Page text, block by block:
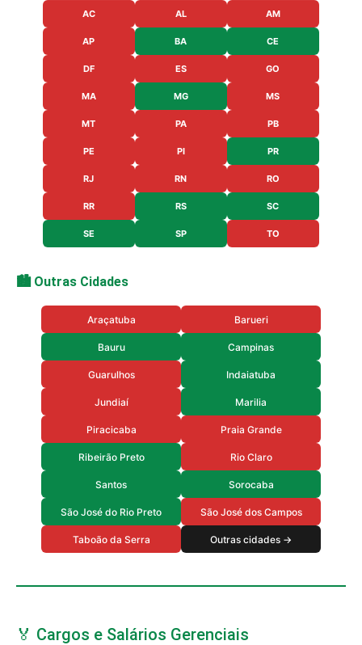
AC AL AM
AP BA CE
DF ES GO
MA MG MS
MT PA PB
PE PI PR
RJ RN RO
RR RS SC
SE SP TO
🏙️ Outras Cidades
Araçatuba Barueri
Bauru Campinas
Guarulhos Indaiatuba
Jundiaí Marilia
Piracicaba Praia Grande
Ribeirão Preto Rio Claro
Santos Sorocaba
São José do Rio Preto São José dos Campos
Taboão da Serra Outras cidades →
🏅 Cargos e Salários Gerenciais